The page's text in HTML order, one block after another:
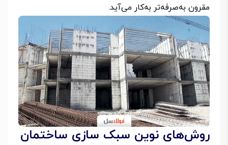
مقرون به‌صرفه‌تر به‌کار می‌آید.
روش‌های نوین سبک سازی ساختمان